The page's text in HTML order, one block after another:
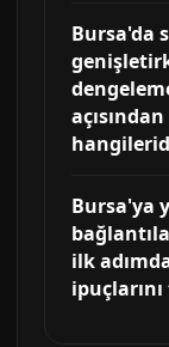
Bursa'da
Bursa'ya
ilk